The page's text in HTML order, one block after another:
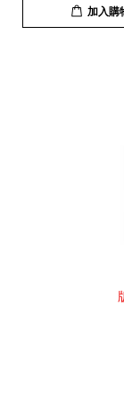
加入購